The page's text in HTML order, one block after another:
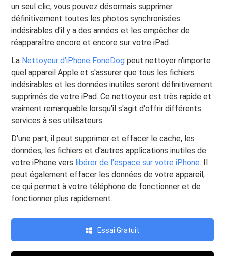
un seul clic, vous pouvez désormais supprimer
définitivement toutes les photos synchronisées
indésirables d'il y a des années et les empêcher de
réapparaître encore et encore sur votre iPad.
La Nettoyeur d'iPhone FoneDog peut nettoyer n'importe
quel appareil Apple et s'assurer que tous les fichiers
indésirables et les données inutiles seront définitivement
supprimés de votre iPad. Ce nettoyeur est très rapide et
vraiment remarquable lorsqu'il s'agit d'offrir différents
services à ses utilisateurs.
D'une part, il peut supprimer et effacer le cache, les
données, les fichiers et d'autres applications inutiles de
votre iPhone vers libérer de l'espace sur votre iPhone. Il
peut également effacer les données de votre appareil,
ce qui permet à votre téléphone de fonctionner et de
fonctionner plus rapidement.
Essai Gratuit